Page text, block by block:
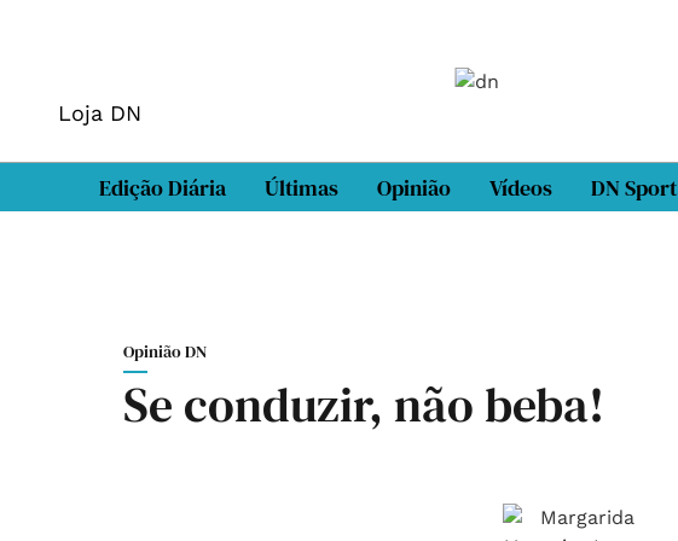
Loja DN
Edição Diária Últimas Opinião Vídeos DN Sport
Opinião DN
Se conduzir, não beba!